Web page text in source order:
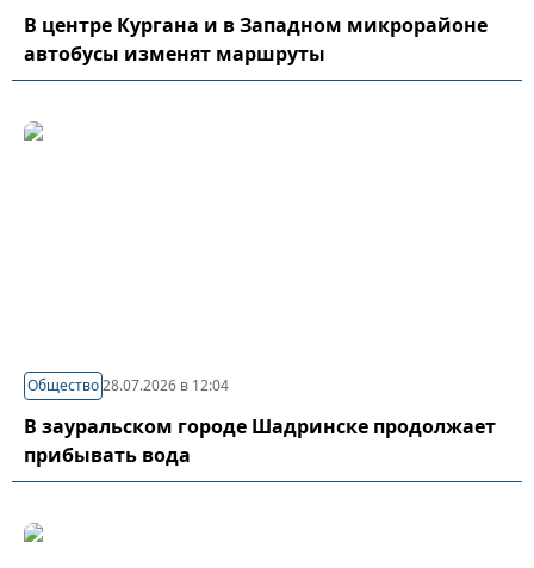
В центре Кургана и в Западном микрорайоне
автобусы изменят маршруты
Общество28.07.2026 в 12:04
В зауральском городе Шадринске продолжает
прибывать вода